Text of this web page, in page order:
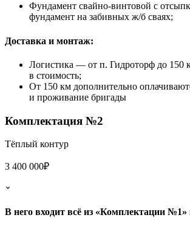
Фундамент свайно-винтовой с
фундамент на забивных ж/б сваях;
Доставка и монтаж:
Логистика — от п. Гидроторф до 150
в стоимость;
От 150 км дополнительно
и проживание бригады
Комплектация №2
Тёплый контур
3 400 000₽
В него входит всё из «Комплектации №1»